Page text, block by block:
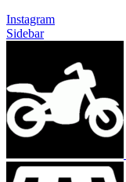
Instagram
Sidebar